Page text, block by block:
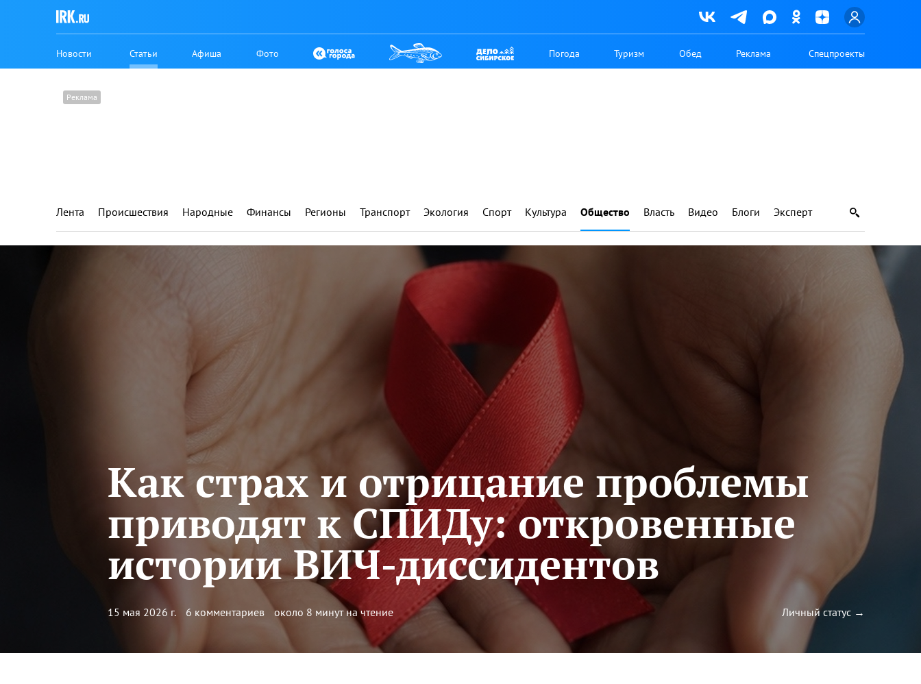
Новости Статьи Афиша Фото Погода Туризм Обед Реклама Спецпроекты
Лента Происшествия Народные Финансы Регионы Транспорт Экология Спорт Культура Общество Власть Видео Блоги Эксперт
Как страх и отрицание проблемы
приводят к СПИДу: откровенные
истории ВИЧ-диссидентов
15 мая 2026 г. 6 комментариев около 8 минут на чтение Личный статус →